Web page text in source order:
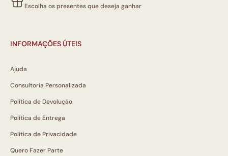
Escolha os presentes que deseja ganhar
INFORMAÇÕES ÚTEIS
Ajuda
Consultoria Personalizada
Política de Devolução
Política de Entrega
Política de Privacidade
Quero Fazer Parte